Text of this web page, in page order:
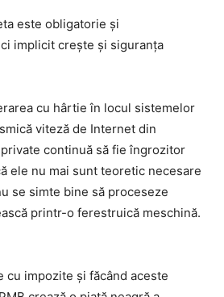
este obligatorie și
implicit crește și siguranța
cu hârtie în locul sistemelor
viteză de Internet din
continuă să fie îngrozitor
ele nu mai sunt teoretic necesare
se simte bine să proceseze
printr-o ferestruică meschină.
cu impozite și făcând aceste